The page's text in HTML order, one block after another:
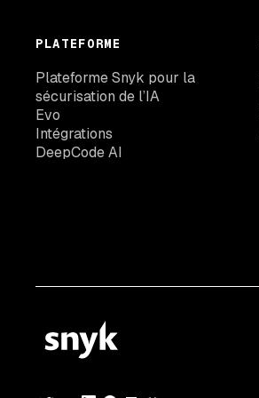
PLATEFORME
Plateforme Snyk pour la
sécurisation de l’IA
Evo
Intégrations
DeepCode AI